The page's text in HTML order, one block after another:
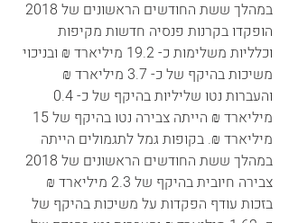
הופקדו בקרנות פנסיה חדשות מקיפות
וכלליות משלימות כ- 19.2 מיליארד ₪ ובניכוי
משיכות בהיקף של כ- 3.7 מיליארד ₪
מיליארד ₪. בקופות גמל לתגמולים הייתה
צבירה חיובית בהיקף של 2.3 מיליארד ₪
בזכות עודף הפקדות על משיכות בהיקף של